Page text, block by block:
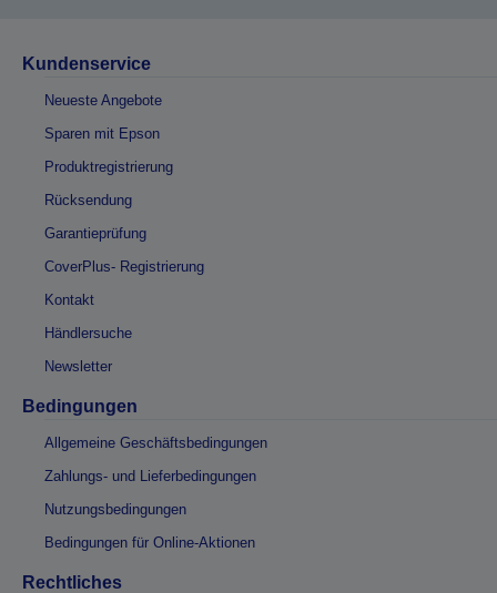
Kundenservice
Neueste Angebote
Sparen mit Epson
Produktregistrierung
Rücksendung
Garantieprüfung
CoverPlus- Registrierung
Kontakt
Händlersuche
Newsletter
Bedingungen
Allgemeine Geschäftsbedingungen
Zahlungs- und Lieferbedingungen
Nutzungsbedingungen
Bedingungen für Online-Aktionen
Rechtliches